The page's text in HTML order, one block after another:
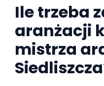
Ile trzeba
aranżacji
mistrza